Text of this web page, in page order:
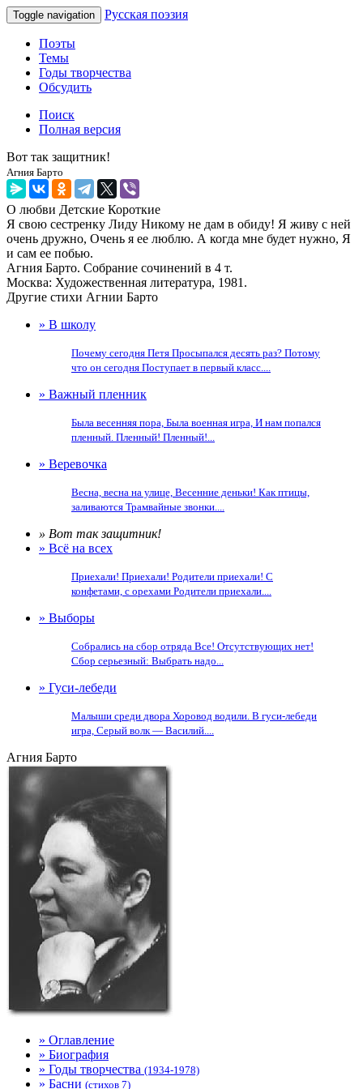
Toggle navigation Русская поэзия
Поэты
Темы
Годы творчества
Обсудить
Поиск
Полная версия
Вот так защитник!
Агния Барто
О любви Детские Короткие
Я свою сестренку Лиду Никому не дам в обиду! Я живу с ней
очень дружно, Очень я ее люблю. А когда мне будет нужно, Я
и сам ее побью.
Агния Барто. Собрание сочинений в 4 т.
Москва: Художественная литература, 1981.
Другие стихи Агнии Барто
» В школу
Почему сегодня Петя Просыпался десять раз? Потому
что он сегодня Поступает в первый класс....
» Важный пленник
Была весенняя пора, Была военная игра, И нам попался
пленный. Пленный! Пленный!...
» Веревочка
Весна, весна на улице, Весенние деньки! Как птицы,
заливаются Трамвайные звонки....
» Вот так защитник!
» Всё на всех
Приехали! Приехали! Родители приехали! С
конфетами, с орехами Родители приехали....
» Выборы
Собрались на сбор отряда Все! Отсутствующих нет!
Сбор серьезный: Выбрать надо...
» Гуси-лебеди
Малыши среди двора Хоровод водили. В гуси-лебеди
игра, Серый волк — Василий....
Агния Барто
» Оглавление
» Биография
» Годы творчества (1934-1978)
» Басни (стихов 7)